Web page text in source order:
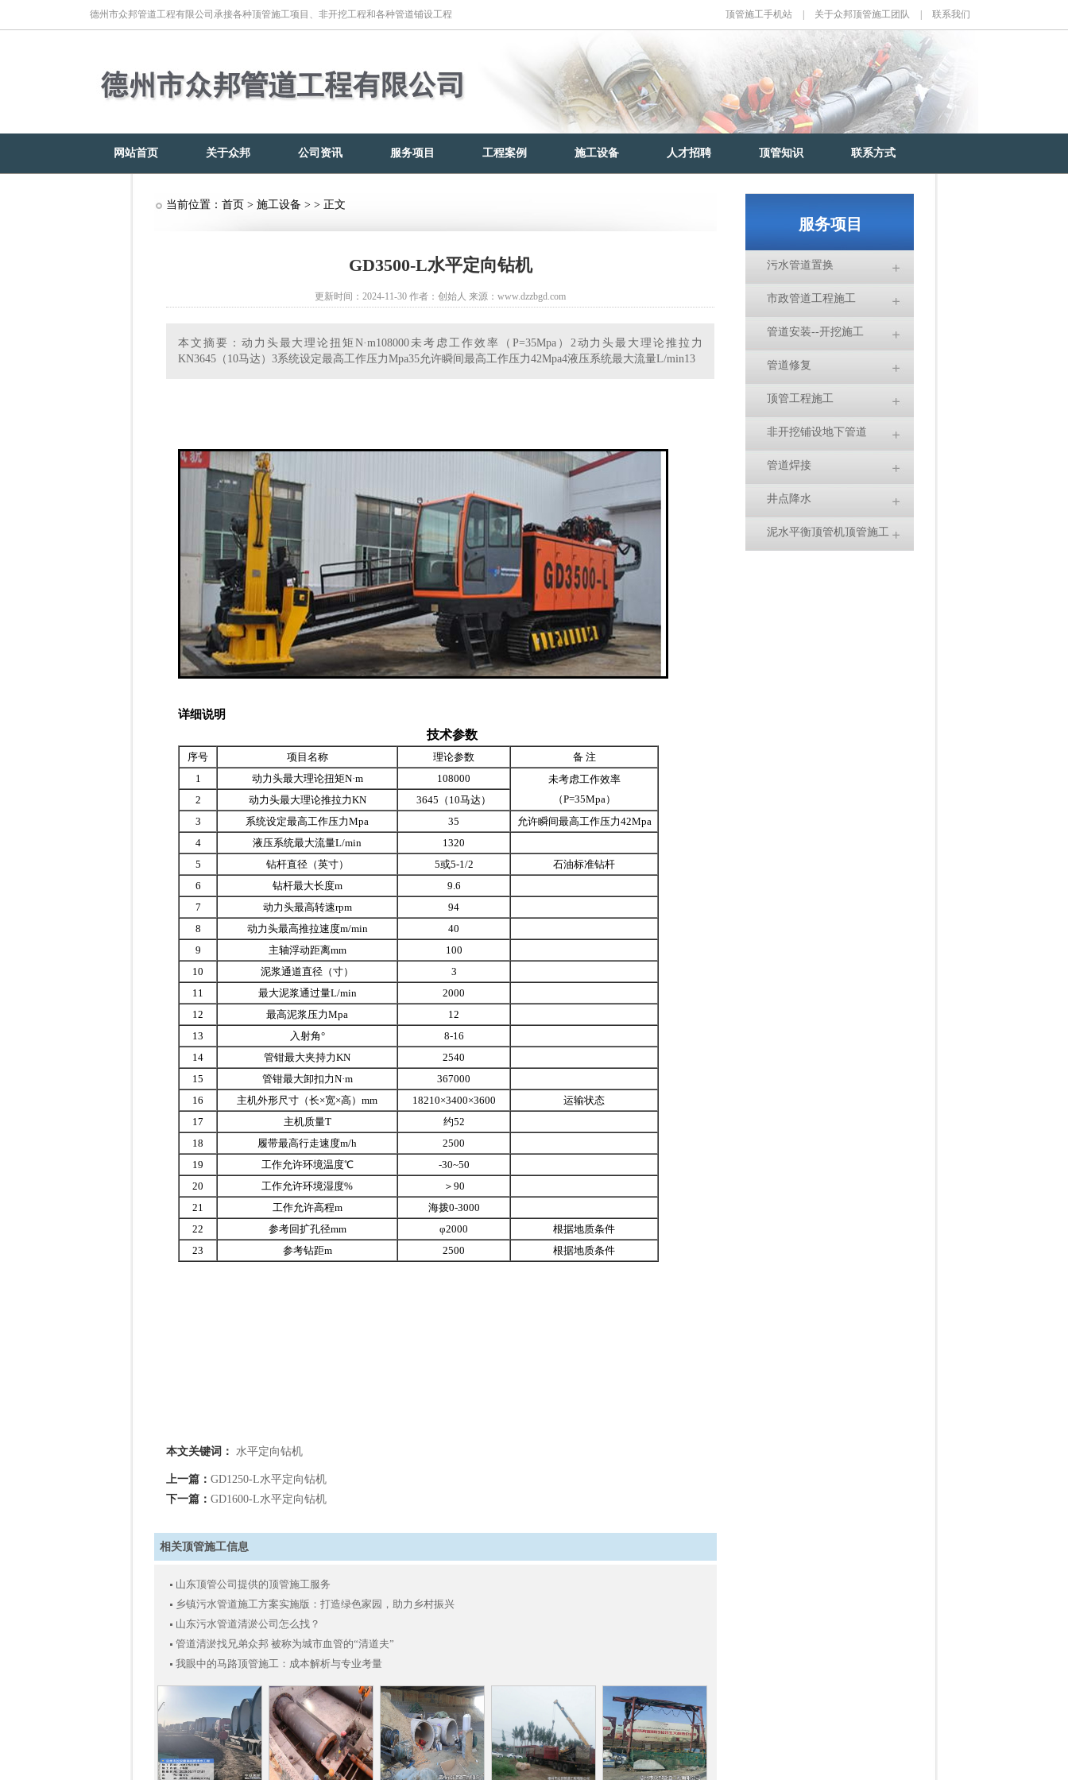
德州市众邦管道工程有限公司承接各种顶管施工项目、非开挖工程和各种管道铺设工程 顶管施工手机站 关于众邦顶管施工团队 联系我们
网站首页 关于众邦 公司资讯 服务项目 工程案例 施工设备 人才招聘 顶管知识 联系方式
当前位置： 首页 > 施工设备 > > 正文
GD3500-L水平定向钻机
更新时间：2024-11-30 作者：创始人 来源：www.dzzbgd.com
本文摘要：动力头最大理论扭矩N·m108000未考虑工作效率（P=35Mpa）2动力头最大理论推拉力
KN3645（10马达）3系统设定最高工作压力Mpa35允许瞬间最高工作压力42Mpa4液压系统最大流量L/min13
详细说明
技术参数
序号 项目名称 理论参数
备 注
1
动力头最大理论扭矩N·m 108000
未考虑工作效率
（P=35Mpa）
2 动力头最大理论推拉力KN
3645（10马达）
3
系统设定最高工作压力Mpa 35
允许瞬间最高工作压力42Mpa
4
液压系统最大流量L/min
1320
5
钻杆直径（英寸） 5或5-1/2
石油标准钻杆
6
钻杆最大长度m
9.6
7
动力头最高转速rpm
94
8
动力头最高推拉速度m/min
40
9
主轴浮动距离mm
100
10
泥浆通道直径（寸）
3
11
最大泥浆通过量L/min
2000
12
最高泥浆压力Mpa
12
13
入射角°
8-16
14
管钳最大夹持力KN
2540
15
管钳最大卸扣力N·m
367000
16
主机外形尺寸（长×宽×高）mm 18210×3400×3600
运输状态
17
主机质量T
约52
18
履带最高行走速度m/h
2500
19
工作允许环境温度℃
-30~50
20
工作允许环境湿度%
＞90
21
工作允许高程m
海拨0-3000
22
参考回扩孔径mm φ2000
根据地质条件
23
参考钻距m 2500 根据地质条件
本文关键词： 水平定向钻机
上一篇： GD1250-L水平定向钻机
下一篇： GD1600-L水平定向钻机
相关顶管施工信息
山东顶管公司提供的顶管施工服务
乡镇污水管道施工方案实施版：打造绿色家园，助力乡村振兴
山东污水管道清淤公司怎么找？
管道清淤找兄弟众邦 被称为城市血管的“清道夫”
我眼中的马路顶管施工：成本解析与专业考量
服务项目
污水管道置换
市政管道工程施工
管道安装--开挖施工
管道修复
顶管工程施工
非开挖铺设地下管道
管道焊接
井点降水
泥水平衡顶管机顶管施工